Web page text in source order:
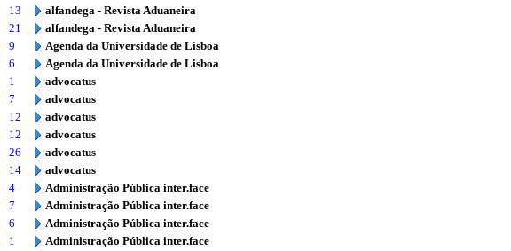
13
alfandega - Revista Aduaneira
21
alfandega - Revista Aduaneira
9
Agenda da Universidade de Lisboa
6
Agenda da Universidade de Lisboa
1
advocatus
7
advocatus
12
advocatus
12
advocatus
26
advocatus
14
advocatus
4
Administração Pública inter.face
7
Administração Pública inter.face
6
Administração Pública inter.face
1
Administração Pública inter.face